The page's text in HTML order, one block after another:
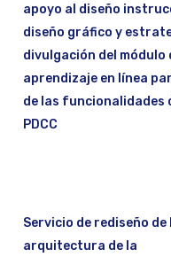
apoyo al diseño
diseño gráfico y
divulgación del módulo
aprendizaje en línea
de las funcionalidades
PDCC
Servicio de rediseño de
arquitectura de la